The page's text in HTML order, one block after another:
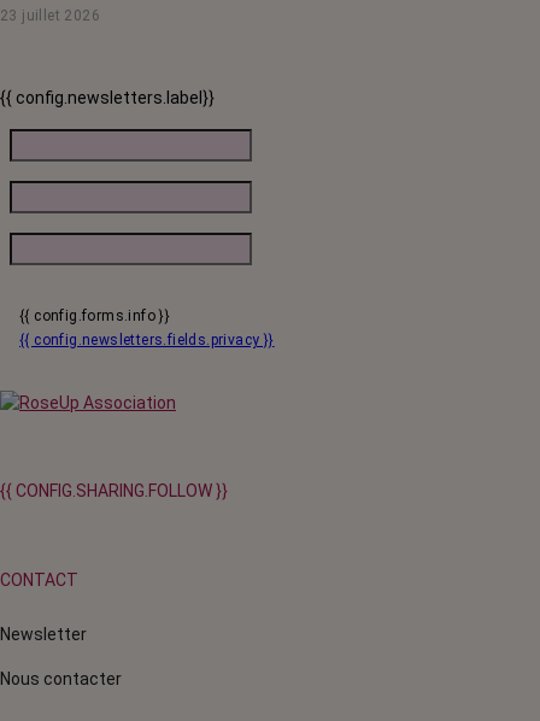
chroniques, et en premier lieu les personnes touchées par un cancer,
23 juillet 2026
{{ config.newsletters.label}}
{{ config.forms.info }}
{{ config.newsletters.fields.privacy }}
{{ CONFIG.SHARING.FOLLOW }}
CONTACT
Newsletter
Nous contacter